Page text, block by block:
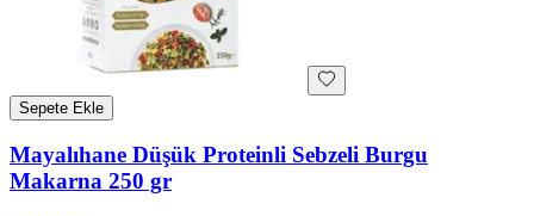
Sepete Ekle
Mayalıhane Düşük Proteinli Sebzeli Burgu
Makarna 250 gr